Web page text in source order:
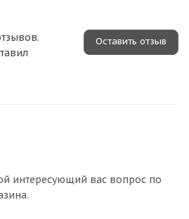
Оставить отзыв
интересующий вас вопрос по